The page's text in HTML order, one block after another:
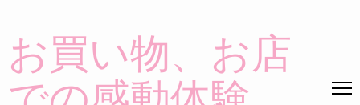
お買い物、お店